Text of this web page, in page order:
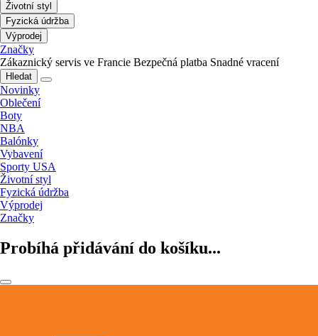
Životní styl
Fyzická údržba
Výprodej
Značky
Zákaznický servis ve Francie Bezpečná platba Snadné vracení
Hledat
Novinky
Oblečení
Boty
NBA
Balónky
Vybavení
Sporty USA
Životní styl
Fyzická údržba
Výprodej
Značky
Probíhá přidávání do košíku...